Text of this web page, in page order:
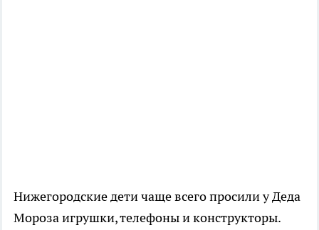
Нижегородские дети чаще всего просили у Деда
Мороза игрушки, телефоны и конструкторы.